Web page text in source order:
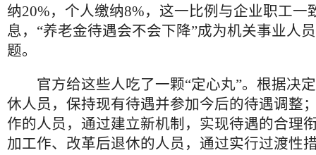
纳20%，个人缴纳8%，这一比例与企业职工一
息，“养老金待遇会不会下降”成为机关事业人
题。
官方给这些人吃了一颗“定心丸”。根据决
休人员，保持现有待遇并参加今后的待遇调整
作的人员，通过建立新机制，实现待遇的合理
加工作、改革后退休的人员，通过实行过渡性